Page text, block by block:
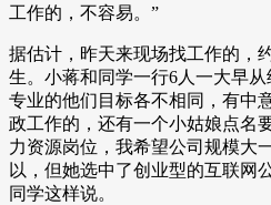
工作的，不容易。”
据估计，昨天来现场找工作的，
生。小蒋和同学一行6人一大早
专业的他们目标各不相同，有中
政工作的，还有一个小姑娘点名
力资源岗位，我希望公司规模大
以，但她选中了创业型的互联网
同学这样说。